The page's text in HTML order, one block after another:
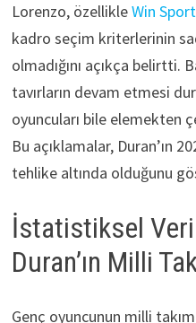
Lorenzo, özellikleWin
kadro seçim kriterlerinin
olmadığını açıkça belirtti.
tavırların devam etmesi
oyuncuları bile elemekten
Bu açıklamalar, Duran’ın
tehlike altında olduğunu
İstatistiksel
Duran’ın Milli
Genç oyuncunun milli